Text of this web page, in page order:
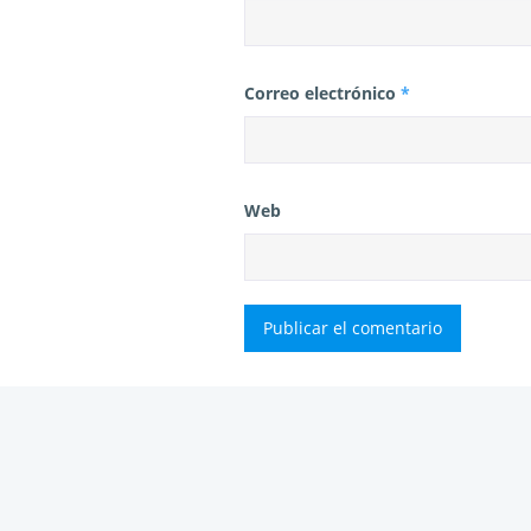
Correo electrónico *
Web